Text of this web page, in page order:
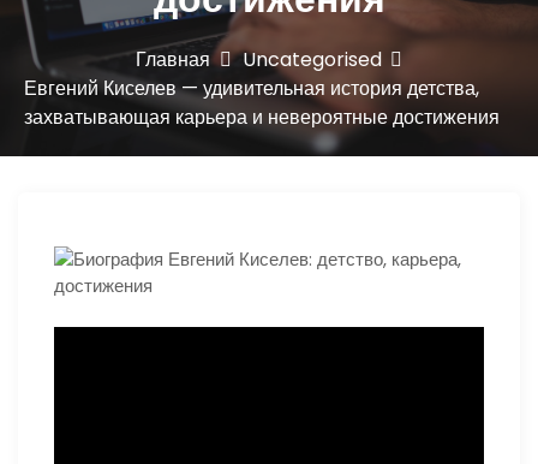
Главная
Uncategorised
Евгений Киселев — удивительная история детства,
захватывающая карьера и невероятные достижения